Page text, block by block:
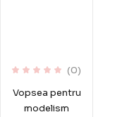
(0)
Vopsea pentru
modelism